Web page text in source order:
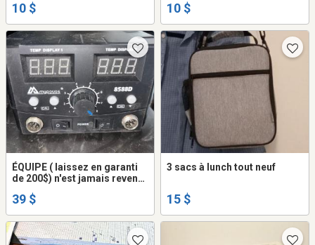
10 $ 10 $
ÉQUIPE ( laissez en garanti
de 200$) n'est jamais revenu
39$
39 $
3 sacs à lunch tout neuf
15 $